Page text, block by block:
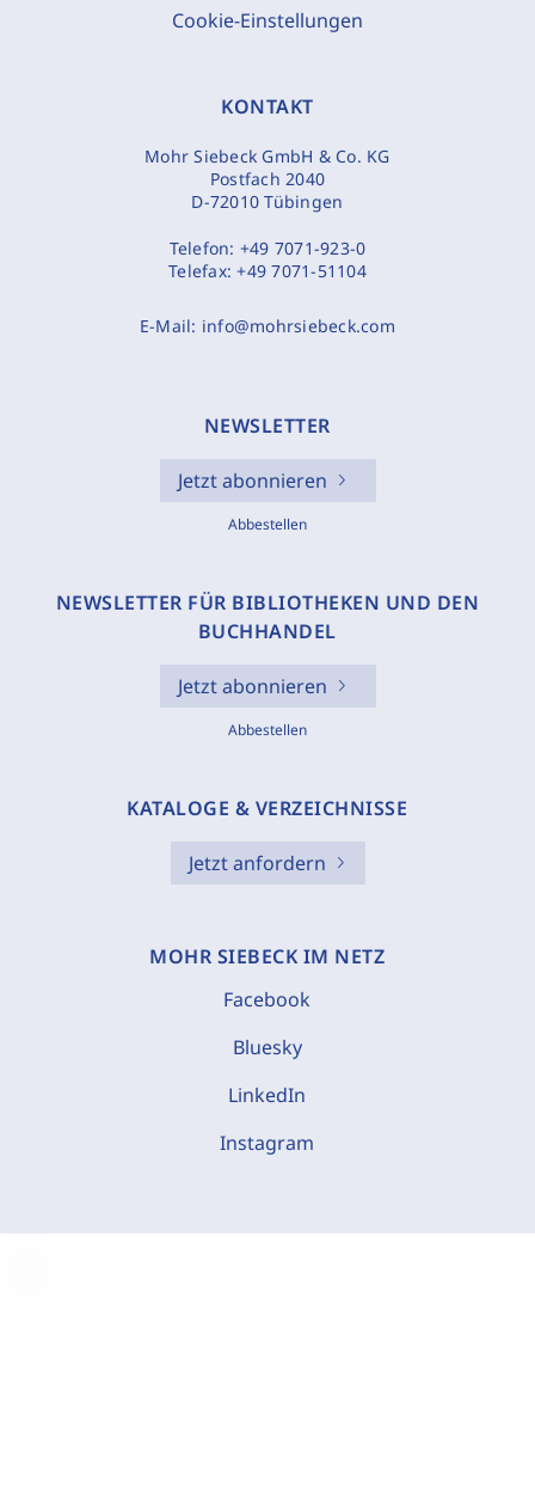
Cookie-Einstellungen
KONTAKT
Mohr Siebeck GmbH & Co. KG
Postfach 2040
D-72010 Tübingen
Telefon: +49 7071-923-0
Telefax:+49 7071-51104
E-Mail: info@mohrsiebeck.com
NEWSLETTER
Jetzt abonnieren
Abbestellen
NEWSLETTER FÜR BIBLIOTHEKEN UND DEN
BUCHHANDEL
Jetzt abonnieren
Abbestellen
KATALOGE & VERZEICHNISSE
Jetzt anfordern
MOHR SIEBECK IM NETZ
Facebook
Bluesky
LinkedIn
Instagram